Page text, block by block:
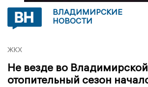
ВЛАДИМИРСКИЕ
НОВОСТИ
ЖКХ
Не везде во
отопительный сезон